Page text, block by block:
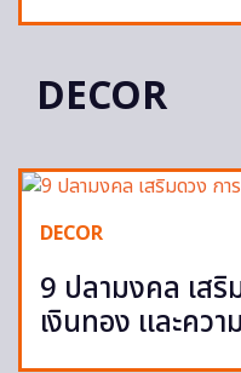
DECOR
DECOR
9 ปลามงคล เสริ
เงินทอง และควา